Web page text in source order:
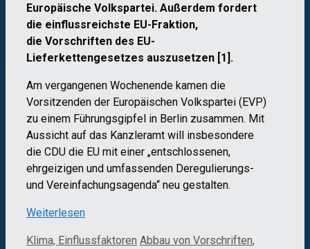
Europäische Volkspartei. Außerdem fordert
die einflussreichste EU-Fraktion,
die Vorschriften des EU-
Lieferkettengesetzes auszusetzen [1].
Am vergangenen Wochenende kamen die
Vorsitzenden der Europäischen Volkspartei (EVP)
zu einem Führungsgipfel in Berlin zusammen. Mit
Aussicht auf das Kanzleramt will insbesondere
die CDU die EU mit einer „entschlossenen,
ehrgeizigen und umfassenden Deregulierungs-
und Vereinfachungsagenda“ neu gestalten.
Weiterlesen
Kategorien
Klima, Einflussfaktoren Schlagwörter
Abbau von Vorschriften,